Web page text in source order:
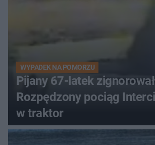
WYPADEK NA POMORZU
Pijany 67-latek
Rozpędzony pociąg
w traktor